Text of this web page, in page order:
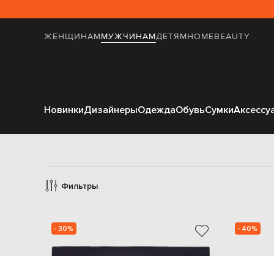
ЖЕНЩИНАММУЖЧИНАМДЕТЯМHOMEBEAUTY
НовинкиДизайнерыОдеждаОбувьСумки
Фильтры
- 30% - 40%